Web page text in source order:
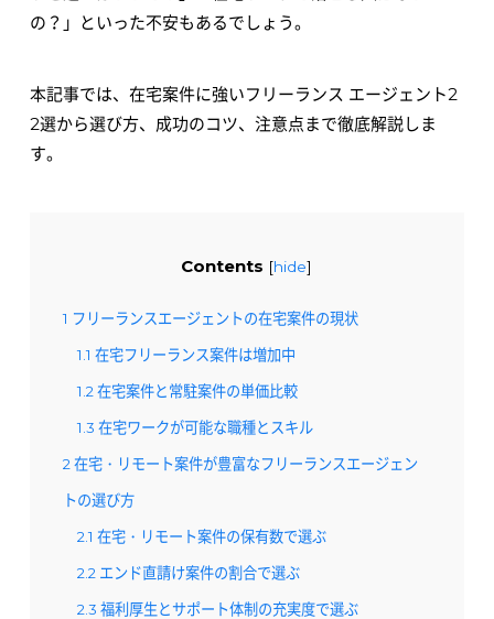
の？」といった不安もあるでしょう。
本記事では、在宅案件に強いフリーランス エージェント2
2選から選び方、成功のコツ、注意点まで徹底解説しま
す。
Contents [hide]
1 フリーランスエージェントの在宅案件の現状
1.1 在宅フリーランス案件は増加中
1.2 在宅案件と常駐案件の単価比較
1.3 在宅ワークが可能な職種とスキル
2 在宅・リモート案件が豊富なフリーランスエージェン
トの選び方
2.1 在宅・リモート案件の保有数で選ぶ
2.2 エンド直請け案件の割合で選ぶ
2.3 福利厚生とサポート体制の充実度で選ぶ